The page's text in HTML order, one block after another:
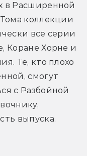
в Расширенной
коллекции
все серии
Коране Хорне и
Те, кто плохо
смогут
с Разбойной
выпуска.